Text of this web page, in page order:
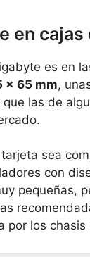
en cajas
es en
x 65 mm,
las de
sea
con
pequeñas,
por los chasis